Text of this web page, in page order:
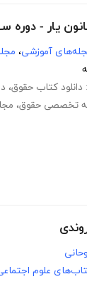
یار - دوره سوم -
آموزشی،
دانلود کتاب حقوق،
تخصصی حقوق،
علوم